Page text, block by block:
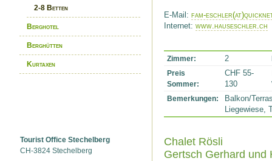
2-8 Betten
Berghotel
Berghütten
Kurtaxen
Tourist Office Stechelberg
CH-3824 Stechelberg
E-Mail: fam-
Internet: www.hauseschler.ch
Zimmer:
2
Preis
Sommer:
CHF 55-
130
Bemerkungen:
Balkon/
Liegewiese,
Chalet Rösli
Gertsch Gerhard und